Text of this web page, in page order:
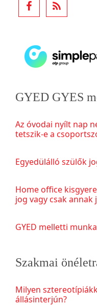
GYED GYES
Az óvodai nyílt nap
tetszik-e a
Egyedülálló szülők
Home office
jog vagy csak
GYED melletti
Szakmai
Milyen
állásinterjún?